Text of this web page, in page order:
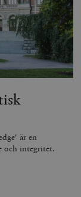
är en
och integritet.